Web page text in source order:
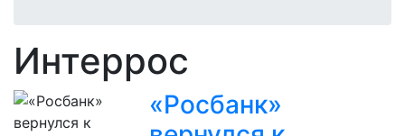
Интеррос
«Росбанк»